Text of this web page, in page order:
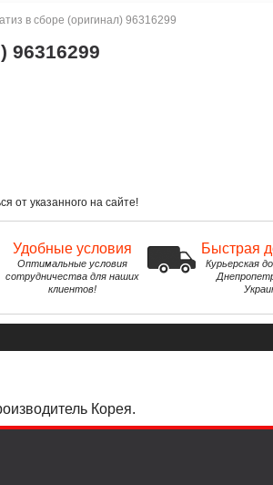
в сборе (оригинал) 96316299
от указанного на сайте!
Удобные условия
Оптимальные условия
сотрудничества для наших
клиентов!
Быстрая
Курьерская
Корея.